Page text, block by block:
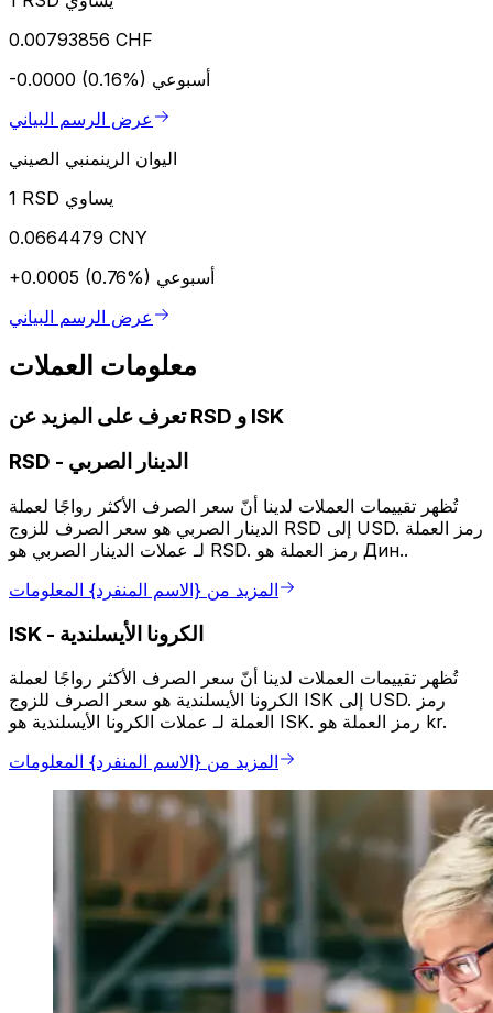
0.00793856 CHF
-0.0000 (0.16%) أسبوعي
عرض الرسم البياني
اليوان الرينمنبي الصيني
1 RSD يساوي
0.0664479 CNY
+0.0005 (0.76%) أسبوعي
عرض الرسم البياني
معلومات العملات
تعرف على المزيد عن RSD و ISK
RSD - الدينار الصربي
تُظهر تقييمات العملات لدينا أنّ سعر الصرف الأكثر رواجًا لعملة
الدينار الصربي هو سعر الصرف للزوج RSD إلى USD. رمز العملة
لـ عملات الدينار الصربي هو RSD. رمز العملة هو Дин..
المزيد من {الاسم المنفرد} المعلومات
ISK - الكرونا الأيسلندية
تُظهر تقييمات العملات لدينا أنّ سعر الصرف الأكثر رواجًا لعملة
الكرونا الأيسلندية هو سعر الصرف للزوج ISK إلى USD. رمز
العملة لـ عملات الكرونا الأيسلندية هو ISK. رمز العملة هو kr.
المزيد من {الاسم المنفرد} المعلومات